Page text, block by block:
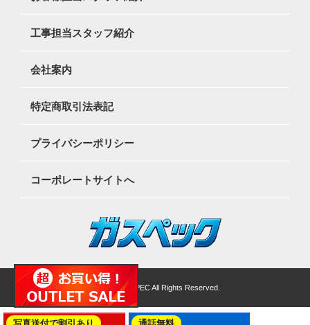
工事担当スタッフ紹介
会社案内
特定商取引法表記
プライバシーポリシー
コーポレートサイトへ
©2026 GASSPEC All Rights Reserved.